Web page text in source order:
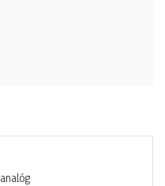
analóg